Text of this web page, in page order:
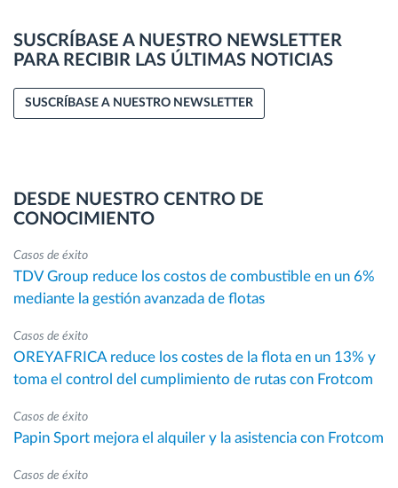
SUSCRÍBASE A NUESTRO NEWSLETTER
PARA RECIBIR LAS ÚLTIMAS NOTICIAS
SUSCRÍBASE A NUESTRO NEWSLETTER
DESDE NUESTRO CENTRO DE
CONOCIMIENTO
Casos de éxito
TDV Group reduce los costos de combustible en un 6%
mediante la gestión avanzada de flotas
Casos de éxito
OREYAFRICA reduce los costes de la flota en un 13% y
toma el control del cumplimiento de rutas con Frotcom
Casos de éxito
Papin Sport mejora el alquiler y la asistencia con Frotcom
Casos de éxito